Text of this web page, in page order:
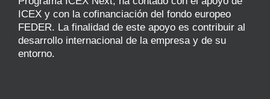
ICEX y con la cofinanciación del fondo europeo
FEDER. La finalidad de este apoyo es contribuir al
desarrollo internacional de la empresa y de su
entorno.